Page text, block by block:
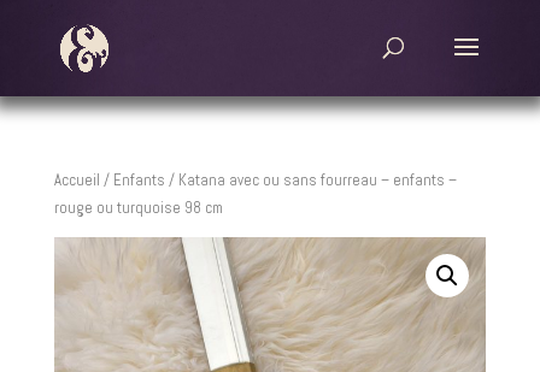
Accueil / Enfants / Katana avec ou sans fourreau – enfants –
rouge ou turquoise 98 cm